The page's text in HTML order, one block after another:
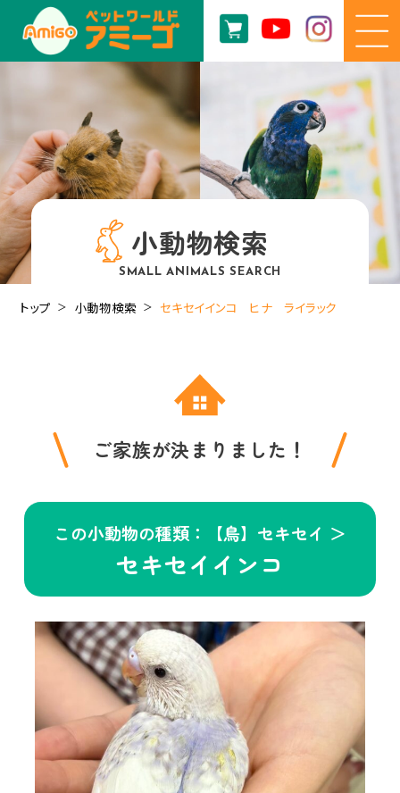
小動物検索
SMALL ANIMALS SEARCH
トップ 小動物検索 セキセイインコ ヒナ ライラック
ご家族が決まりました！
この小動物の種類：【鳥】セキセイ ＞
セキセイインコ